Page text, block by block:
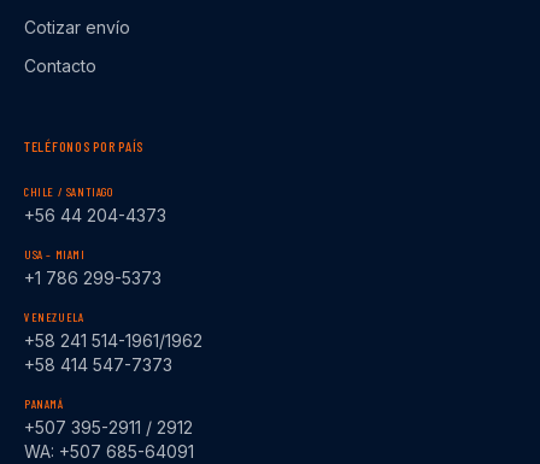
Cotizar envío
Contacto
TELÉFONOS POR PAÍS
CHILE / SANTIAGO
+56 44 204-4373
USA – MIAMI
+1 786 299-5373
VENEZUELA
+58 241 514-1961/1962
+58 414 547-7373
PANAMÁ
+507 395-2911 / 2912
WA: +507 685-64091